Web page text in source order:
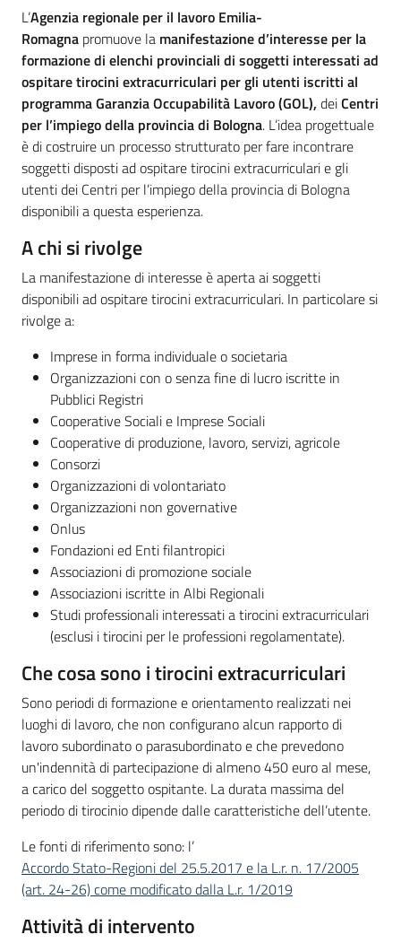
Descrizione
L’Agenzia regionale per il lavoro Emilia-
Romagna promuove la manifestazione d’interesse per la
formazione di elenchi provinciali di soggetti interessati ad
ospitare tirocini extracurriculari per gli utenti iscritti al
programma Garanzia Occupabilità Lavoro (GOL), deiCentri
per l’impiego della provincia di Bologna. L’idea progettuale
è di costruire un processo strutturato per fare incontrare
soggetti disposti ad ospitare tirocini extracurriculari e gli
utenti dei Centri per l’impiego della provincia di Bologna
disponibili a questa esperienza.
A chi si rivolge
La manifestazione di interesse è aperta ai soggetti
disponibili ad ospitare tirocini extracurriculari. In particolare si
rivolge a:
Imprese in forma individuale o societaria
Organizzazioni con o senza fine di lucro iscritte in
Pubblici Registri
Cooperative Sociali e Imprese Sociali
Cooperative di produzione, lavoro, servizi, agricole
Consorzi
Organizzazioni di volontariato
Organizzazioni non governative
Onlus
Fondazioni ed Enti filantropici
Associazioni di promozione sociale
Associazioni iscritte in Albi Regionali
Studi professionali interessati a tirocini extracurriculari
(esclusi i tirocini per le professioni regolamentate).
Che cosa sono i tirocini extracurriculari
Sono periodi di formazione e orientamento realizzati nei
luoghi di lavoro, che non configurano alcun rapporto di
lavoro subordinato o parasubordinato e che prevedono
un'indennità di partecipazione di almeno 450 euro al mese,
a carico del soggetto ospitante. La durata massima del
periodo di tirocinio dipende dalle caratteristiche dell’utente.
Le fonti di riferimento sono: l’
Accordo Stato-Regioni del 25.5.2017 e la L.r. n. 17/2005
(art. 24-26) come modificato dalla L.r. 1/2019
Attività di intervento